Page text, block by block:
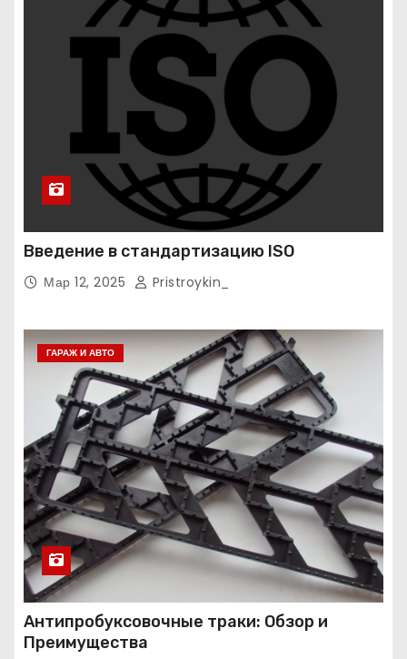
Введение в стандартизацию ISO
Мар 12, 2025 Pristroykin_
ГАРАЖ И АВТО
Антипробуксовочные траки: Обзор и
Преимущества